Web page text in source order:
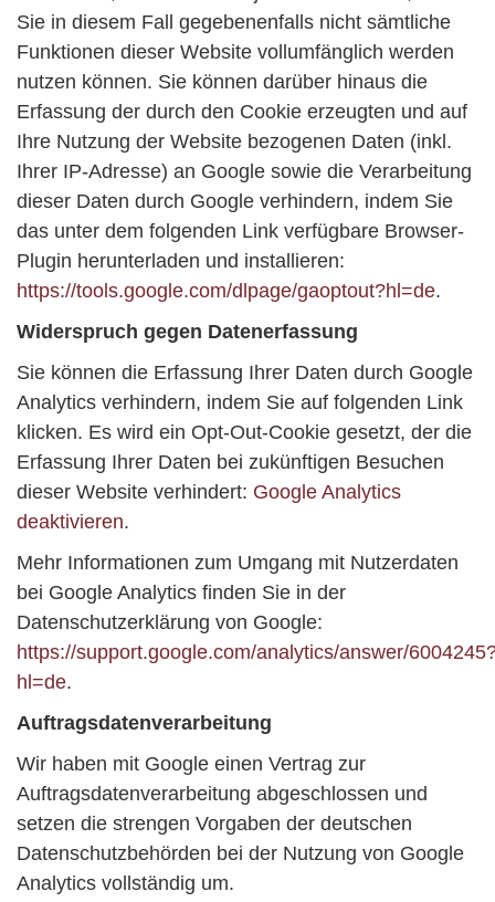
Sie in diesem Fall gegebenenfalls nicht sämtliche
Funktionen dieser Website vollumfänglich werden
nutzen können. Sie können darüber hinaus die
Erfassung der durch den Cookie erzeugten und auf
Ihre Nutzung der Website bezogenen Daten (inkl.
Ihrer IP-Adresse) an Google sowie die Verarbeitung
dieser Daten durch Google verhindern, indem Sie
das unter dem folgenden Link verfügbare Browser-
Plugin herunterladen und installieren:
https://tools.google.com/dlpage/gaoptout?hl=de.
Widerspruch gegen Datenerfassung
Sie können die Erfassung Ihrer Daten durch Google
Analytics verhindern, indem Sie auf folgenden Link
klicken. Es wird ein Opt-Out-Cookie gesetzt, der die
Erfassung Ihrer Daten bei zukünftigen Besuchen
dieser Website verhindert: Google Analytics
deaktivieren.
Mehr Informationen zum Umgang mit Nutzerdaten
bei Google Analytics finden Sie in der
Datenschutzerklärung von Google:
https://support.google.com/analytics/answer/
hl=de.
Auftragsdatenverarbeitung
Wir haben mit Google einen Vertrag zur
Auftragsdatenverarbeitung abgeschlossen und
setzen die strengen Vorgaben der deutschen
Datenschutzbehörden bei der Nutzung von Google
Analytics vollständig um.